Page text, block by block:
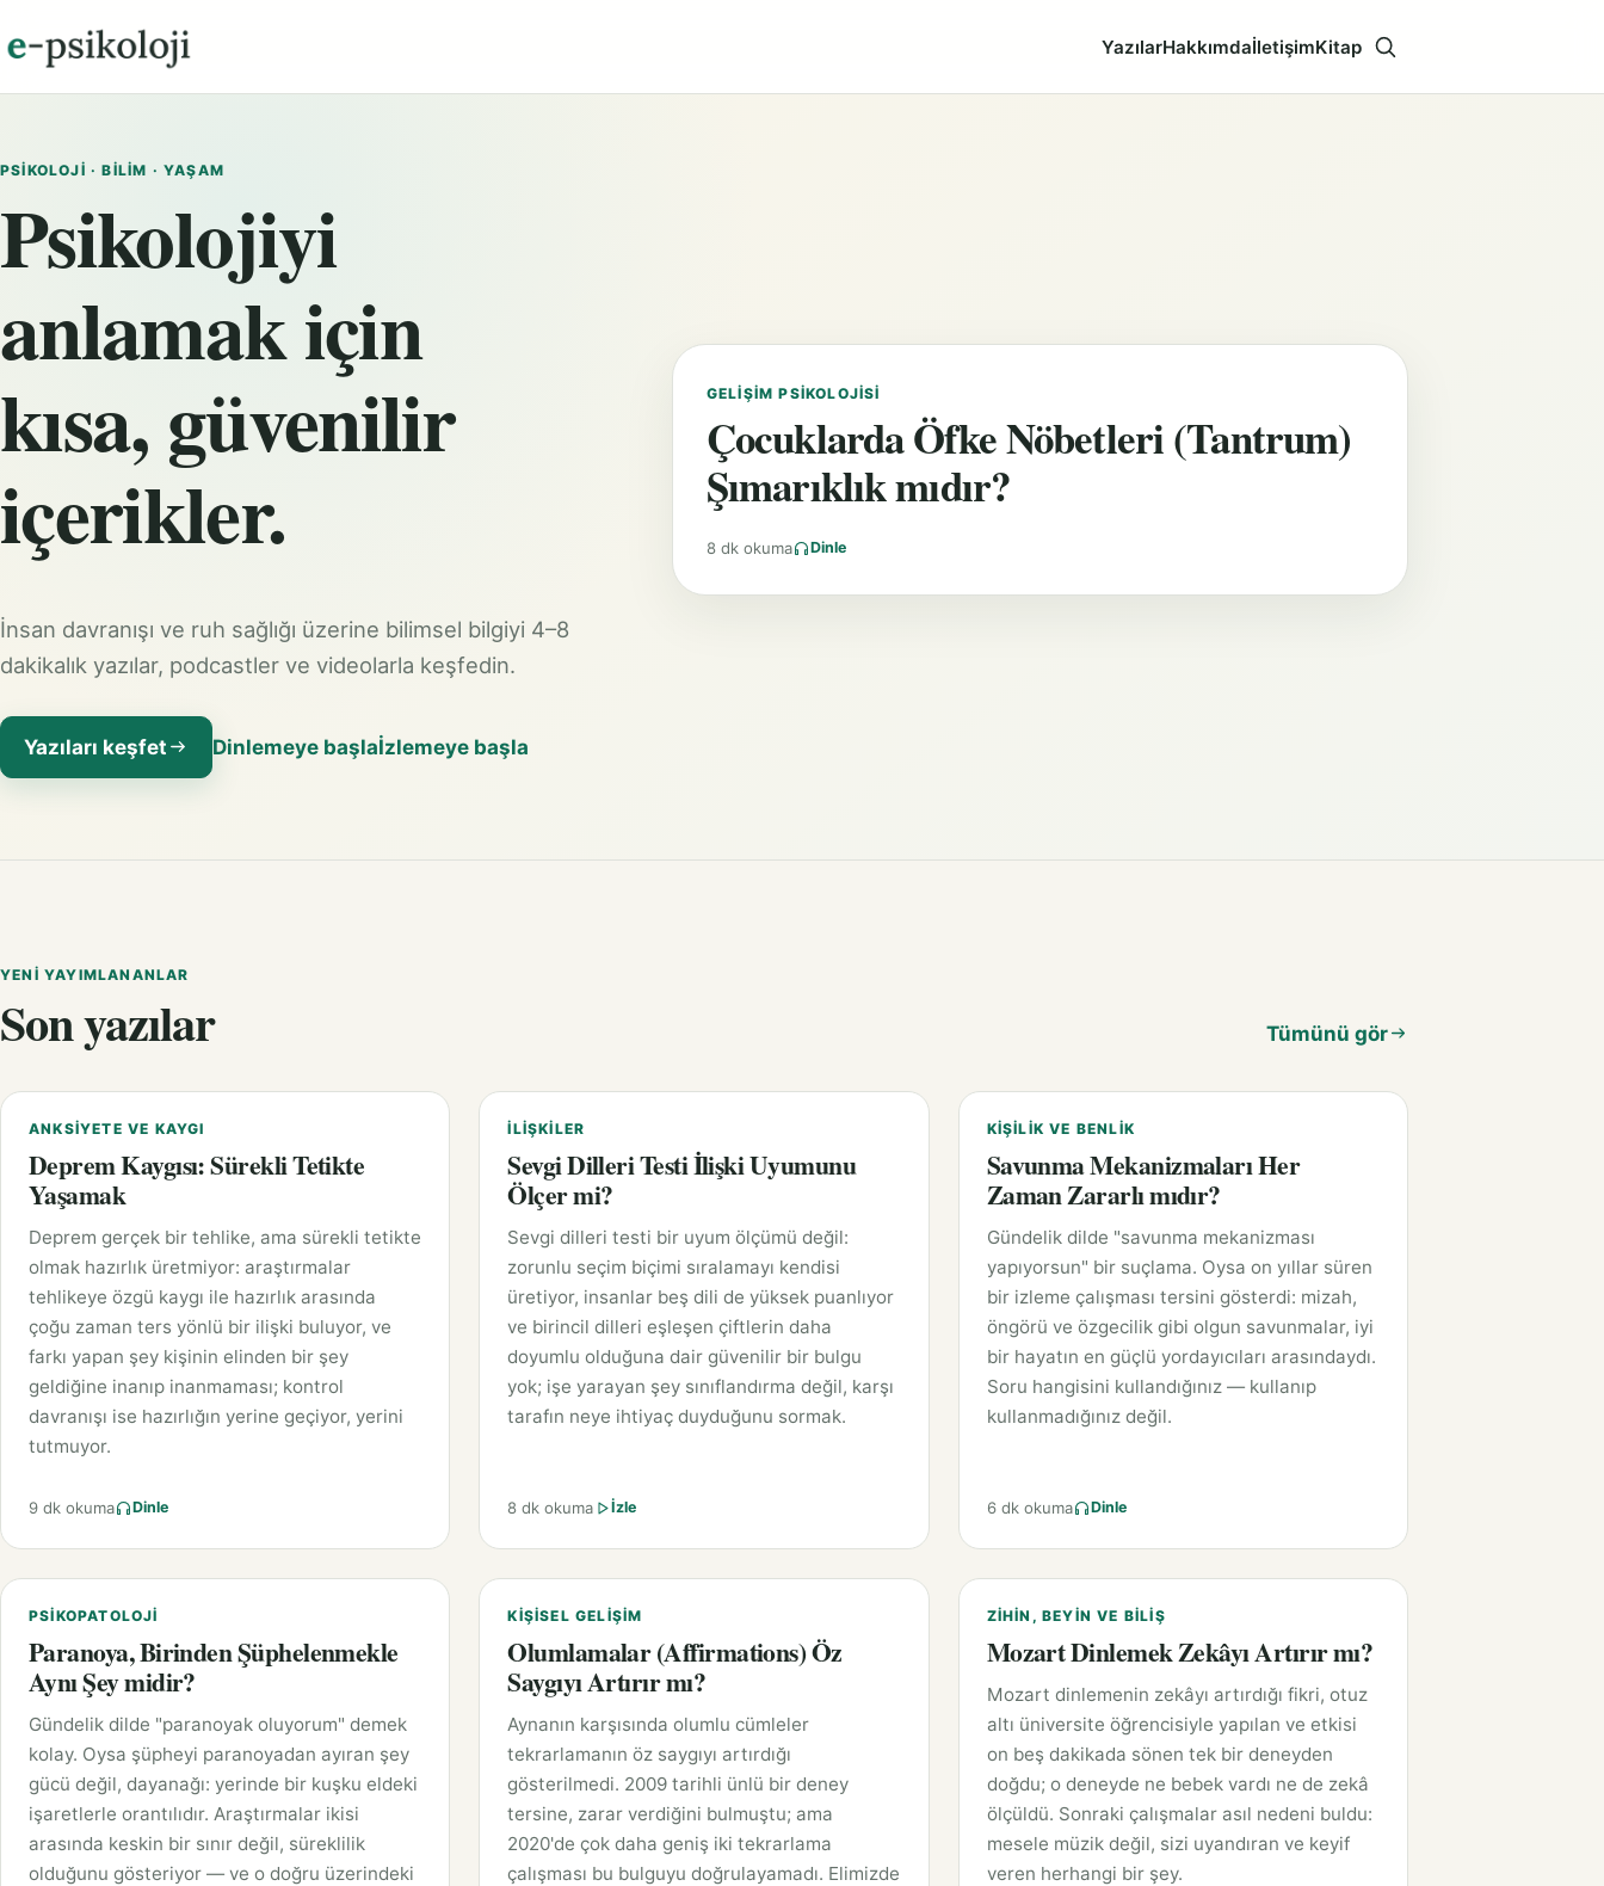
YazılarHakkımdaİletişimKitap Aramayı aç
PSIKOLOJI · BILIM · YAŞAM
Psikolojiyi
anlamak için
kısa, güvenilir
içerikler.
İnsan davranışı ve ruh sağlığı üzerine bilimsel bilgiyi 4–8
dakikalık yazılar, podcastler ve videolarla keşfedin.
Yazıları keşfet Dinlemeye başlaİzlemeye başla
GELIŞIM PSIKOLOJISI
Çocuklarda Öfke Nöbetleri (Tantrum)
Şımarıklık mıdır?
8 dk okuma Dinle
YENI YAYIMLANANLAR
Son yazılar Tümünü gör
ANKSIYETE VE KAYGI
Deprem Kaygısı: Sürekli Tetikte
Yaşamak
Deprem gerçek bir tehlike, ama sürekli tetikte
olmak hazırlık üretmiyor: araştırmalar
tehlikeye özgü kaygı ile hazırlık arasında
çoğu zaman ters yönlü bir ilişki buluyor, ve
farkı yapan şey kişinin elinden bir şey
geldiğine inanıp inanmaması; kontrol
davranışı ise hazırlığın yerine geçiyor, yerini
tutmuyor.
9 dk okuma Dinle
İLIŞKILER
Sevgi Dilleri Testi İlişki Uyumunu
Ölçer mi?
Sevgi dilleri testi bir uyum ölçümü değil:
zorunlu seçim biçimi sıralamayı kendisi
üretiyor, insanlar beş dili de yüksek puanlıyor
ve birincil dilleri eşleşen çiftlerin daha
doyumlu olduğuna dair güvenilir bir bulgu
yok; işe yarayan şey sınıflandırma değil, karşı
tarafın neye ihtiyaç duyduğunu sormak.
8 dk okuma İzle
KIŞILIK VE BENLIK
Savunma Mekanizmaları Her
Zaman Zararlı mıdır?
Gündelik dilde "savunma mekanizması
yapıyorsun" bir suçlama. Oysa on yıllar süren
bir izleme çalışması tersini gösterdi: mizah,
öngörü ve özgecilik gibi olgun savunmalar, iyi
bir hayatın en güçlü yordayıcıları arasındaydı.
Soru hangisini kullandığınız — kullanıp
kullanmadığınız değil.
6 dk okuma Dinle
PSIKOPATOLOJI
Paranoya, Birinden Şüphelenmekle
Aynı Şey midir?
Gündelik dilde "paranoyak oluyorum" demek
kolay. Oysa şüpheyi paranoyadan ayıran şey
gücü değil, dayanağı: yerinde bir kuşku eldeki
işaretlerle orantılıdır. Araştırmalar ikisi
arasında keskin bir sınır değil, süreklilik
olduğunu gösteriyor — ve o doğru üzerindeki
KIŞISEL GELIŞIM
Olumlamalar (Affirmations) Öz
Saygıyı Artırır mı?
Aynanın karşısında olumlu cümleler
tekrarlamanın öz saygıyı artırdığı
gösterilmedi. 2009 tarihli ünlü bir deney
tersine, zarar verdiğini bulmuştu; ama
2020'de çok daha geniş iki tekrarlama
çalışması bu bulguyu doğrulayamadı. Elimizde
ZIHIN, BEYIN VE BILIŞ
Mozart Dinlemek Zekâyı Artırır mı?
Mozart dinlemenin zekâyı artırdığı fikri, otuz
altı üniversite öğrencisiyle yapılan ve etkisi
on beş dakikada sönen tek bir deneyden
doğdu; o deneyde ne bebek vardı ne de zekâ
ölçüldü. Sonraki çalışmalar asıl nedeni buldu:
mesele müzik değil, sizi uyandıran ve keyif
veren herhangi bir şey.